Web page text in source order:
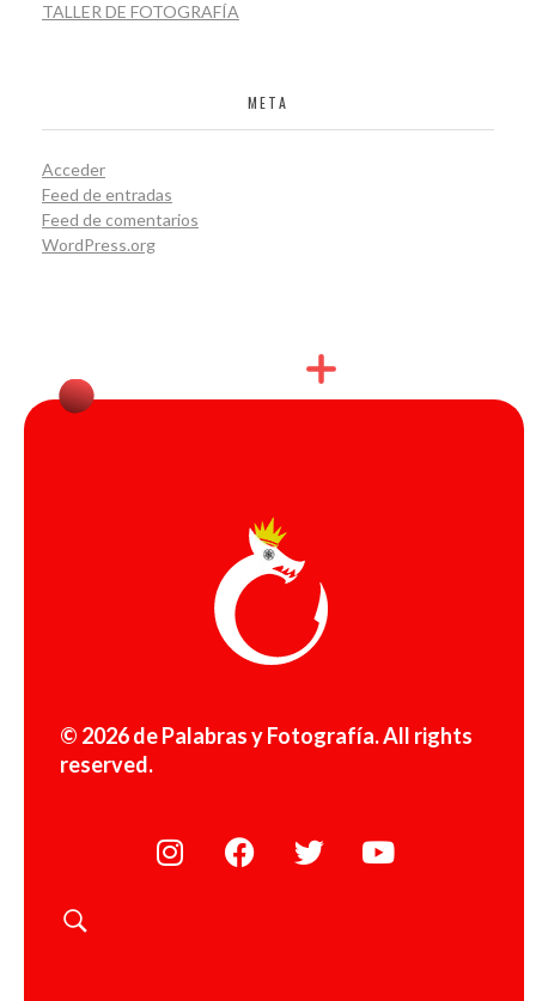
TALLER DE FOTOGRAFÍA
META
Acceder
Feed de entradas
Feed de comentarios
WordPress.org
© 2026 de Palabras y Fotografía. All rights
reserved.